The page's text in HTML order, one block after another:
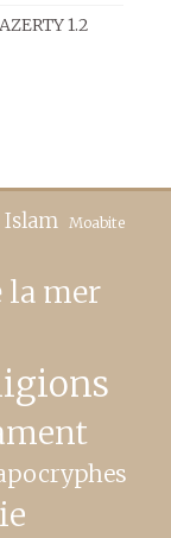
1.2
Islam Moabite
la mer